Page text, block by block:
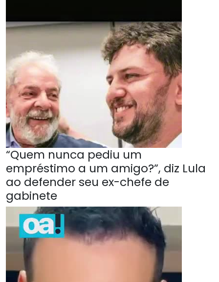
“Quem nunca pediu um
empréstimo a um amigo?”, diz Lula
ao defender seu ex-chefe de
gabinete